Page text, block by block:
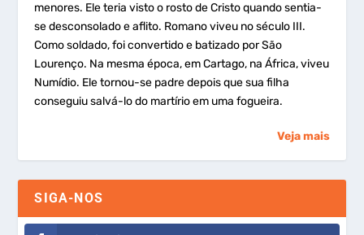
menores. Ele teria visto o rosto de Cristo quando sentia-
se desconsolado e aflito. Romano viveu no século III.
Como soldado, foi convertido e batizado por São
Lourenço. Na mesma época, em Cartago, na África, viveu
Numídio. Ele tornou-se padre depois que sua filha
conseguiu salvá-lo do martírio em uma fogueira.
Veja mais
SIGA-NOS